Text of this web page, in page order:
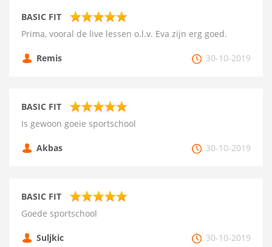
BASIC FIT
Prima, vooral de live lessen o.l.v. Eva zijn erg goed.
Remis 30-10-2019
BASIC FIT
Is gewoon goeie sportschool
Akbas 30-10-2019
BASIC FIT
Goede sportschool
Suljkic 30-10-2019